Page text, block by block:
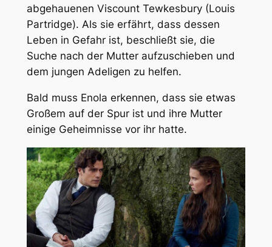
abgehauenen Viscount Tewkesbury (Louis
Partridge). Als sie erfährt, dass dessen
Leben in Gefahr ist, beschließt sie, die
Suche nach der Mutter aufzuschieben und
dem jungen Adeligen zu helfen.
Bald muss Enola erkennen, dass sie etwas
Großem auf der Spur ist und ihre Mutter
einige Geheimnisse vor ihr hatte.